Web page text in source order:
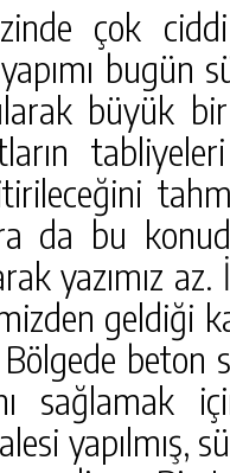
çok
bugün
büyük
da bu
yazımız
geldiği
Bölgede
sağlamak
yapılmış,